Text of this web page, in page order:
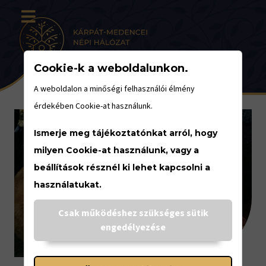
Cookie-k a weboldalunkon.
A weboldalon a minőségi felhasználói élmény
érdekében Cookie-at használunk.
Ismerje meg tájékoztatónkat arról, hogy
milyen Cookie-at használunk, vagy a
beállítások résznél ki lehet kapcsolni a
használatukat.
Csak működéshez szükséges sütik
engedélyezése